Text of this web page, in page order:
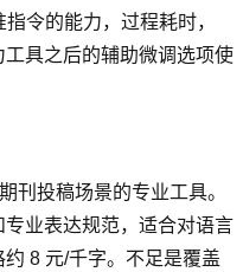
令的能力，过程耗时，
具之后的辅助微调选项使
刊投稿场景的专业工具。
业表达规范，适合对语言
8 元/千字。不足是覆盖